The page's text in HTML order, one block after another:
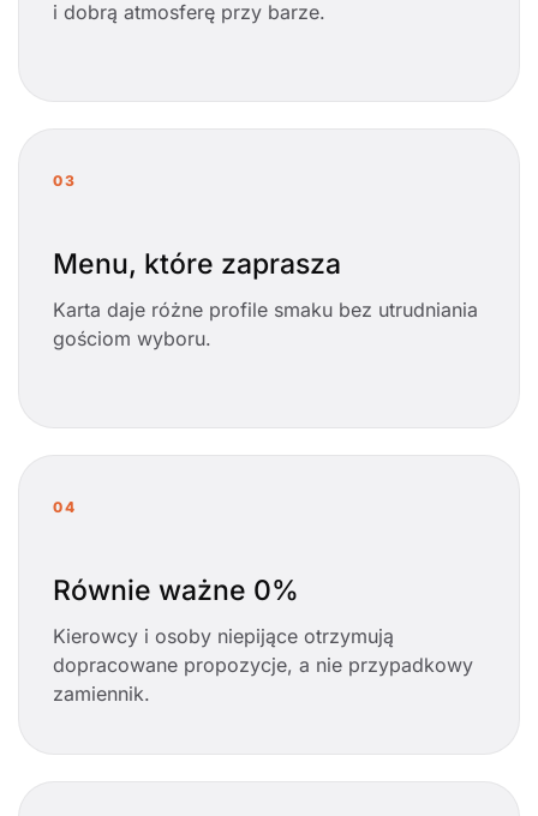
i dobrą atmosferę przy barze.
03
Menu, które zaprasza
Karta daje różne profile smaku bez utrudniania
gościom wyboru.
04
Równie ważne 0%
Kierowcy i osoby niepijące otrzymują
dopracowane propozycje, a nie przypadkowy
zamiennik.